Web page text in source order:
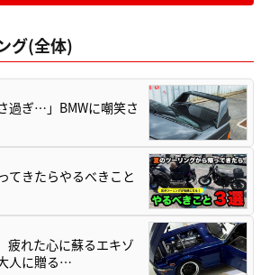
グ(全体)
過ぎ…」BMWに嘲笑さ
てきたらやるべきこと
疲れた心に蘇るエキゾ
人に贈る…